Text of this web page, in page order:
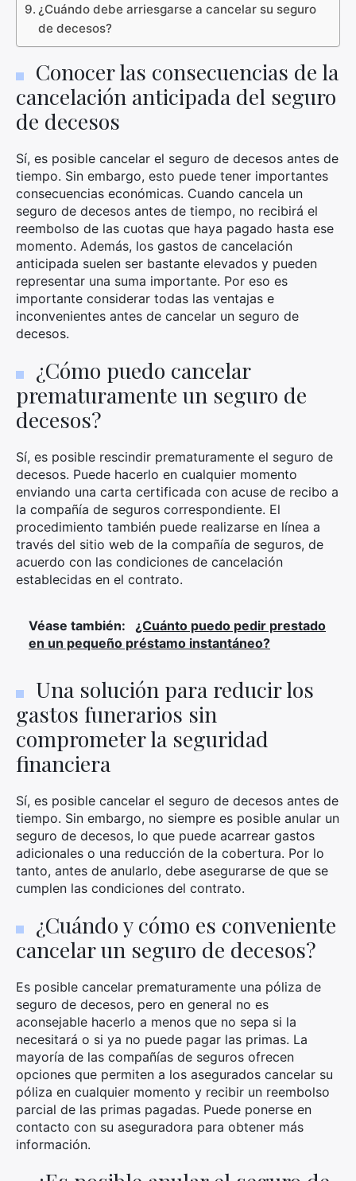
¿Cuándo debe arriesgarse a cancelar su seguro
de decesos?
Conocer las consecuencias de la
cancelación anticipada del seguro
de decesos
Sí, es posible cancelar el seguro de decesos antes de
tiempo. Sin embargo, esto puede tener importantes
consecuencias económicas. Cuando cancela un
seguro de decesos antes de tiempo, no recibirá el
reembolso de las cuotas que haya pagado hasta ese
momento. Además, los gastos de cancelación
anticipada suelen ser bastante elevados y pueden
representar una suma importante. Por eso es
importante considerar todas las ventajas e
inconvenientes antes de cancelar un seguro de
decesos.
¿Cómo puedo cancelar
prematuramente un seguro de
decesos?
Sí, es posible rescindir prematuramente el seguro de
decesos. Puede hacerlo en cualquier momento
enviando una carta certificada con acuse de recibo a
la compañía de seguros correspondiente. El
procedimiento también puede realizarse en línea a
través del sitio web de la compañía de seguros, de
acuerdo con las condiciones de cancelación
establecidas en el contrato.
Véase también:
¿Cuánto puedo pedir prestado
en un pequeño préstamo instantáneo?
Una solución para reducir los
gastos funerarios sin
comprometer la seguridad
financiera
Sí, es posible cancelar el seguro de decesos antes de
tiempo. Sin embargo, no siempre es posible anular un
seguro de decesos, lo que puede acarrear gastos
adicionales o una reducción de la cobertura. Por lo
tanto, antes de anularlo, debe asegurarse de que se
cumplen las condiciones del contrato.
¿Cuándo y cómo es conveniente
cancelar un seguro de decesos?
Es posible cancelar prematuramente una póliza de
seguro de decesos, pero en general no es
aconsejable hacerlo a menos que no sepa si la
necesitará o si ya no puede pagar las primas. La
mayoría de las compañías de seguros ofrecen
opciones que permiten a los asegurados cancelar su
póliza en cualquier momento y recibir un reembolso
parcial de las primas pagadas. Puede ponerse en
contacto con su aseguradora para obtener más
información.